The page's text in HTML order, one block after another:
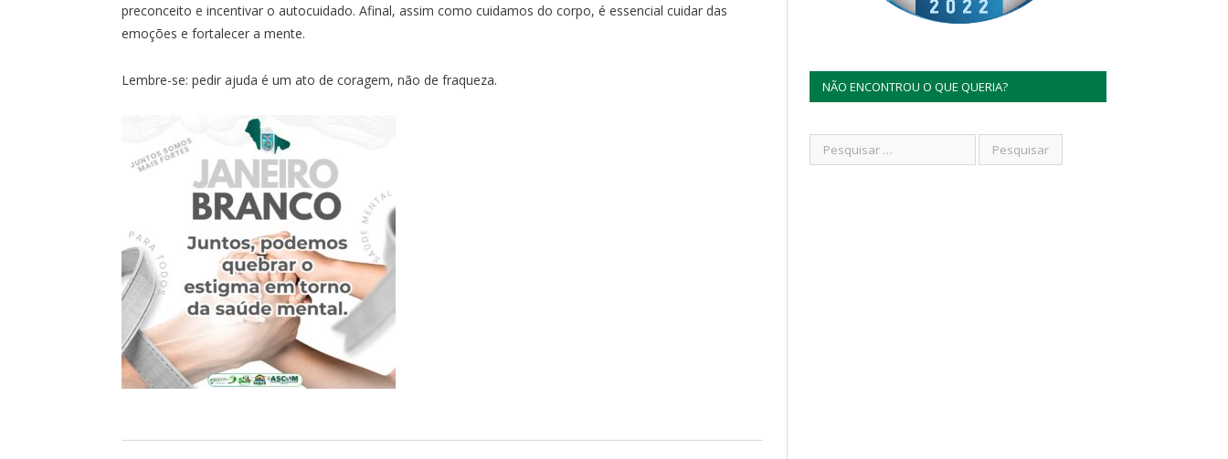
preconceito e incentivar o autocuidado. Afinal, assim como cuidamos do corpo, é essencial cuidar das
emoções e fortalecer a mente.
Lembre-se: pedir ajuda é um ato de coragem, não de fraqueza. NÃO ENCONTROU O QUE QUERIA?